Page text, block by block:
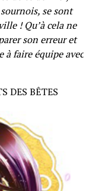
se sont
! Qu’à cela ne
son erreur et
faire équipe avec
DES BÊTES